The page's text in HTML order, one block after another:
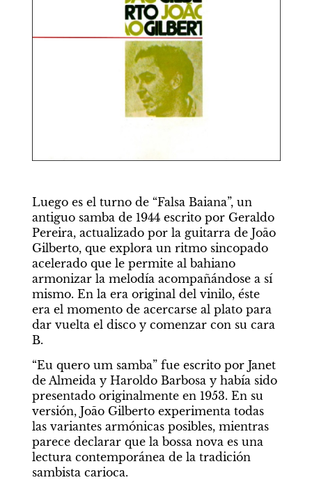
Luego es el turno de “Falsa Baiana”, un
antiguo samba de 1944 escrito por Geraldo
Pereira, actualizado por la guitarra de Joāo
Gilberto, que explora un ritmo sincopado
acelerado que le permite al bahiano
armonizar la melodía acompañándose a sí
mismo. En la era original del vinilo, éste
era el momento de acercarse al plato para
dar vuelta el disco y comenzar con su cara
B.
“Eu quero um samba” fue escrito por Janet
de Almeida y Haroldo Barbosa y había sido
presentado originalmente en 1953. En su
versión, Joāo Gilberto experimenta todas
las variantes armónicas posibles, mientras
parece declarar que la bossa nova es una
lectura contemporánea de la tradición
sambista carioca.